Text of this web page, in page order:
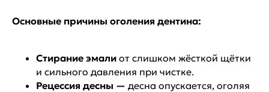
Основные причины оголения дентина:
Стирание эмали от слишком жёсткой щётки
и сильного давления при чистке.
Рецессия десны — десна опускается, оголяя